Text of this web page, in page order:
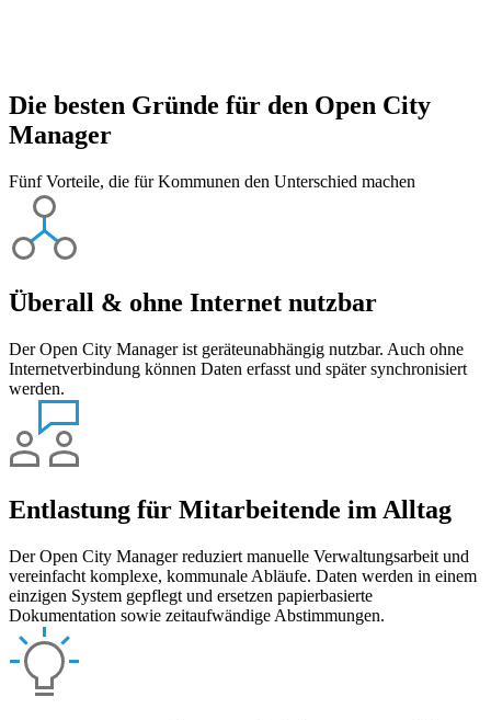
Die besten Gründe für den Open City
Manager
Fünf Vorteile, die für Kommunen den Unterschied machen
Überall & ohne Internet nutzbar
Der Open City Manager ist geräteunabhängig nutzbar. Auch ohne
Internetverbindung können Daten erfasst und später synchronisiert
werden.
Entlastung für Mitarbeitende im Alltag
Der Open City Manager reduziert manuelle Verwaltungsarbeit und
vereinfacht komplexe, kommunale Abläufe. Daten werden in einem
einzigen System gepflegt und ersetzen papierbasierte
Dokumentation sowie zeitaufwändige Abstimmungen.